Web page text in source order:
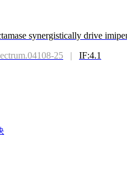
synergistically drive
25 | IF:4.1